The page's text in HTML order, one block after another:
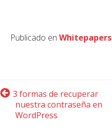
Publicado en Whitepapers
3 formas de recuperar
nuestra contraseña en
WordPress